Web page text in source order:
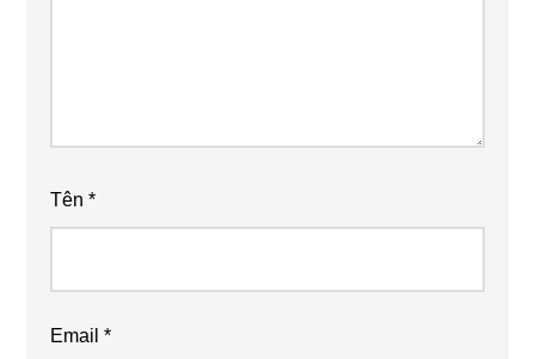
Tên*
Email*